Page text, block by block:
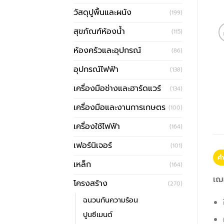
วัสดุปูพื้นและผนัง (199)
สุขภัณฑ์ห้องน้ำ (115)
ห้องครัวและอุปกรณ์ (86)
อุปกรณ์ไฟฟ้า (138)
เครื่องมือช่างและฮาร์ดแวร์ (134)
เครื่องมือและงานการเกษตร (100)
เครื่องใช้ไฟฟ้า (164)
เฟอร์นิเจอร์ (101)
เหล็ก (164)
โครงสร้าง (270)
ฉนวนกันความร้อน
ปูนซีเมนต์
ค
เ